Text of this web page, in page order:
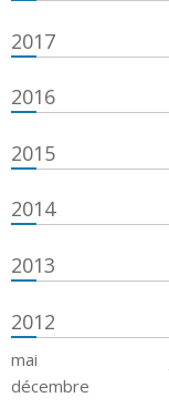
2017
2016
2015
2014
2013
2012
mai
décembre